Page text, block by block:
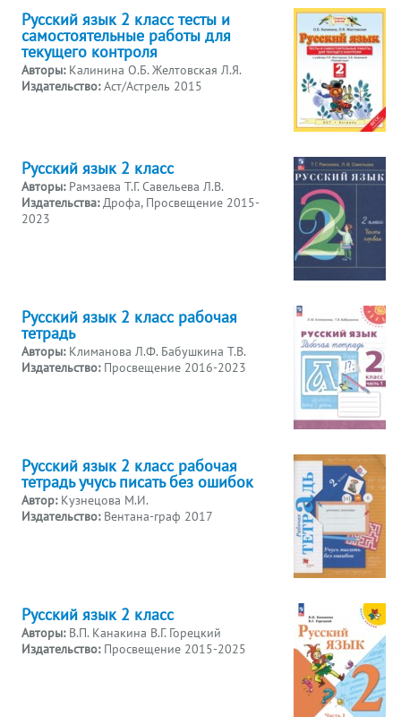
Русский язык 2 класс тесты и
самостоятельные работы для
текущего контроля
Авторы: Калинина О.Б. Желтовская Л.Я.
Издательство:Аст/Астрель 2015
Русский язык 2 класс
Авторы: Рамзаева Т.Г. Савельева Л.В.
Издательства:Дрофа, Просвещение 2015-
2023
Русский язык 2 класс рабочая
тетрадь
Авторы: Климанова Л.Ф. Бабушкина Т.В.
Издательство: Просвещение 2016-2023
Русский язык 2 класс рабочая
тетрадь учусь писать без ошибок
Автор: Кузнецова М.И.
Издательство: Вентана-граф 2017
Русский язык 2 класс
Авторы: В.П. Канакина В.Г. Горецкий
Издательство: Просвещение 2015-2025